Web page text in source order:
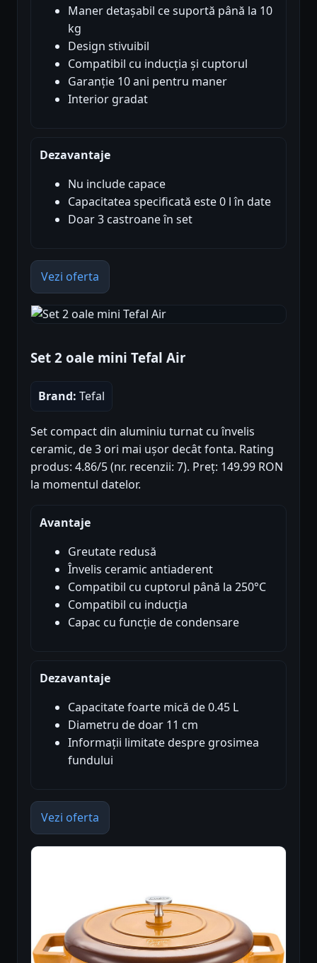
Maner detașabil ce suportă până la 10
kg
Design stivuibil
Compatibil cu inducția și cuptorul
Garanție 10 ani pentru maner
Interior gradat
Dezavantaje
Nu include capace
Capacitatea specificată este 0 l în date
Doar 3 castroane în set
Vezi oferta
Set 2 oale mini Tefal Air
Brand: Tefal
Set compact din aluminiu turnat cu învelis
ceramic, de 3 ori mai ușor decât fonta. Rating
produs: 4.86/5 (nr. recenzii: 7). Preț: 149.99 RON
la momentul datelor.
Avantaje
Greutate redusă
Învelis ceramic antiaderent
Compatibil cu cuptorul până la 250°C
Compatibil cu inducția
Capac cu funcție de condensare
Dezavantaje
Capacitate foarte mică de 0.45 L
Diametru de doar 11 cm
Informații limitate despre grosimea
fundului
Vezi oferta